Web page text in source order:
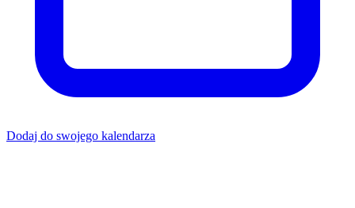
Dodaj do swojego kalendarza